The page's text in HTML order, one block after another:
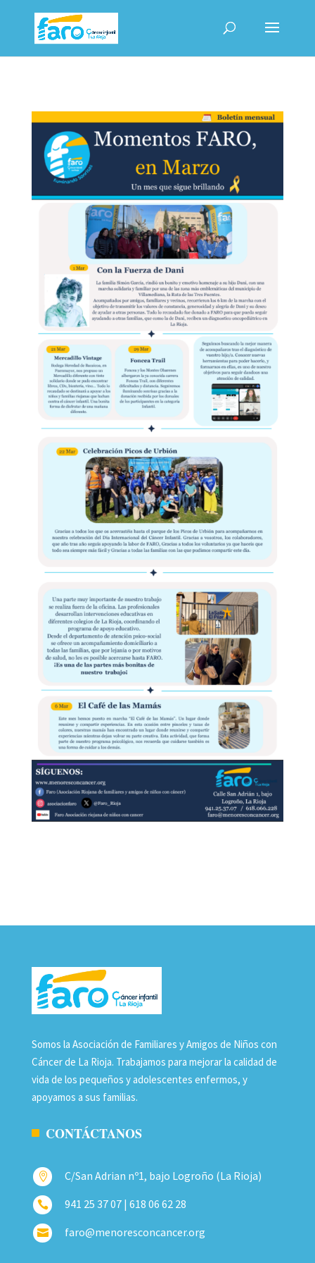
Somos la Asociación de Familiares y Amigos de Niños con
Cáncer de La Rioja. Trabajamos para mejorar la calidad de
vida de los pequeños y adolescentes enfermos, y
apoyamos a sus familias.
CONTÁCTANOS
 C/San Adrian nº1, bajo Logroño (La Rioja)
 941 25 37 07 | 618 06 62 28
 faro@menoresconcancer.org